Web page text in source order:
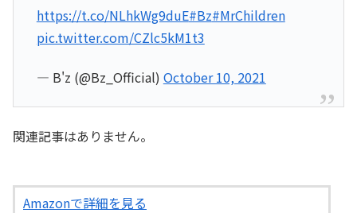
https://t.co/NLhkWg9duE#Bz#MrChildren
pic.twitter.com/CZlc5kM1t3
— B'z (@Bz_Official) October 10, 2021
関連記事はありません。
Amazonで詳細を見る